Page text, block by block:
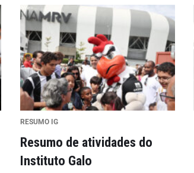
RESUMO IG
Resumo de atividades do
Instituto Galo